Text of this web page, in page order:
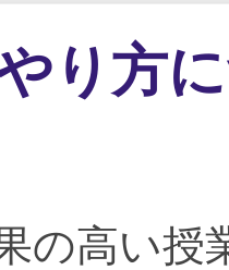
り方
の高い授